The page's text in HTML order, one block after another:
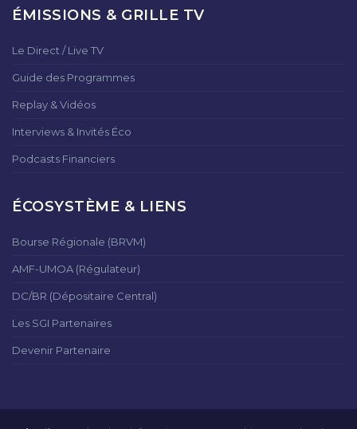
ÉMISSIONS & GRILLE TV
Le Direct / Live TV
Guide des Programmes
Replay & Vidéos
Interviews & Invités Éco
Podcasts Financiers
ÉCOSYSTÈME & LIENS
Bourse Régionale (BRVM)
AMF-UMOA (Régulateur)
DC/BR (Dépositaire Central)
Les SGI Partenaires
Devenir Partenaire